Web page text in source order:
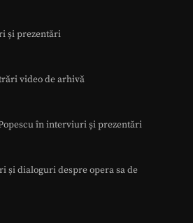
și prezentări
video de arhivă
în interviuri și prezentări
și dialoguri despre opera sa de